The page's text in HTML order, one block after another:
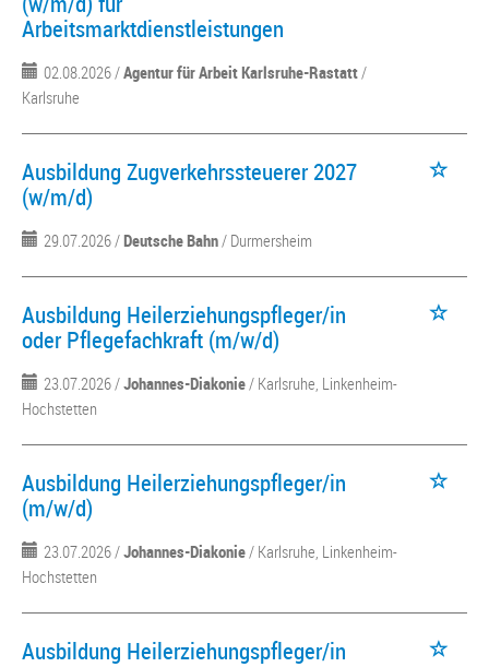
Arbeitsmarktdienstleistungen
02.08.2026 /Agentur für Arbeit Karlsruhe-Rastatt/
Karlsruhe
Ausbildung Zugverkehrssteuerer 2027
(w/m/d)
29.07.2026 /Deutsche Bahn/ Durmersheim
Ausbildung Heilerziehungspfleger/in
oder Pflegefachkraft (m/w/d)
23.07.2026 /Johannes-Diakonie/ Karlsruhe, Linkenheim-
Hochstetten
Ausbildung Heilerziehungspfleger/in
(m/w/d)
23.07.2026 /Johannes-Diakonie/ Karlsruhe, Linkenheim-
Hochstetten
Ausbildung Heilerziehungspfleger/in